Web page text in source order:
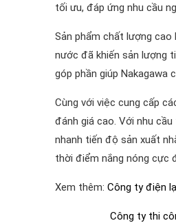
tối ưu, đáp ứng nhu cầu
Sản phẩm chất lượng
nước đã khiến sản lượng
góp phần giúp Nakagawa
Cùng với việc cung cấp
đánh giá cao. Với nhu
nhanh tiến độ sản xuất
thời điểm nắng nóng cực
Xem thêm: Công ty điện
Công ty thi